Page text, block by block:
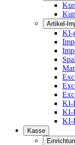
Artikel-
KI-
KI-
KI-
KI-
Kasse